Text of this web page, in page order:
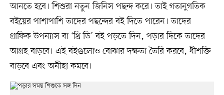
আন‌তে হ‌বে। শিশুরা নতুন জি‌নিস পছন্দ ক‌রে। তাই গতানুগ‌তিক
বইয়ের পাশাপা‌শি তা‌দের পছ‌ন্দের বই দি‌তে পা‌রেন। তা‌দের‌
গ্রা‌ফিক উপন্যাস বা ‘থ্রি ডি’ বই পড়‌তে দিন, পড়ার দি‌কে তা‌দের
আগ্রহ বাড়‌বে। এই বইগুলোও বোঝার দক্ষতা তৈরি ক‌র‌বে, ধীশ‌ক্তি
বাড়‌বে এবং অনীহা কম‌বে।